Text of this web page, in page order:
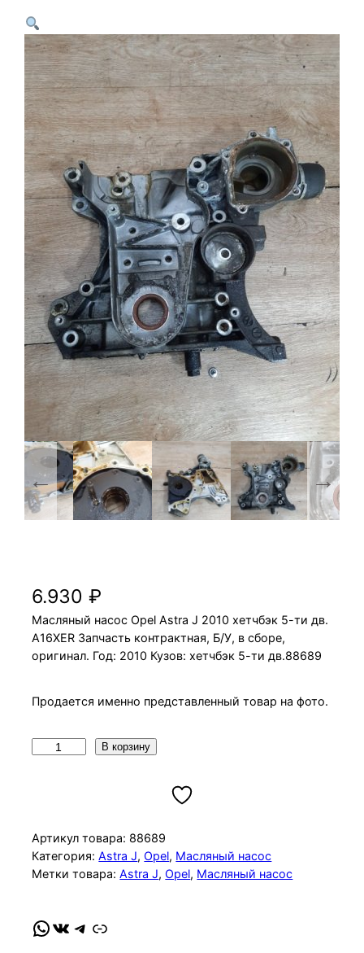
6.930₽
Масляный насос Opel Astra J 2010 хетчбэк 5-ти дв.
A16XER Запчасть контрактная, Б/У, в сборе,
оригинал. Год: 2010 Кузов: хетчбэк 5-ти дв.88689
Продается именно представленный товар на фото.
ч
е
с
в
о
В корзину
Артикул товара: 88689
Категория:Astra J, Opel, Масляный насос
Метки товара:Astra J, Opel, Масляный насос
WhatsApp VK Telegram Link